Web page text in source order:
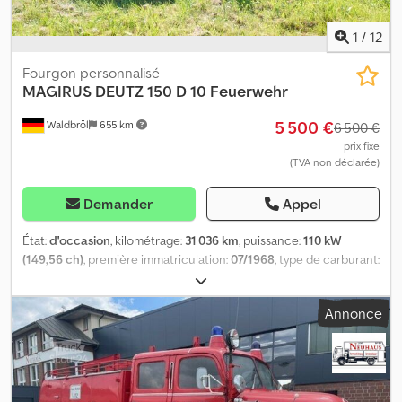
1 / 12
Waldbröl 655 km
Fourgon personnalisé
MAGIRUS DEUTZ150 D 10 Feuerwehr
5 500 €6 500 €
prix fixe
(TVA non déclarée)
Demander Appel
État:d'occasion, kilométrage: 31 036 km, puissance:110 kW
(149,56 ch), première immatriculation:07/1968, type de carburant:
, type d'engrenage:
nombre de sièges:6, longueur totale:6 700 mm, largeur totale:
2 450 mm, hauteur totale:
, Boîte de vitesses spéciale ZF
fabriquée pour les véhicules de pompiers (synchronisée) Aucun
double débrayage nécessaire lors du passage des vitesses Sur
commande du client Cjdpexpl T Esfx Aaysha
Annonce